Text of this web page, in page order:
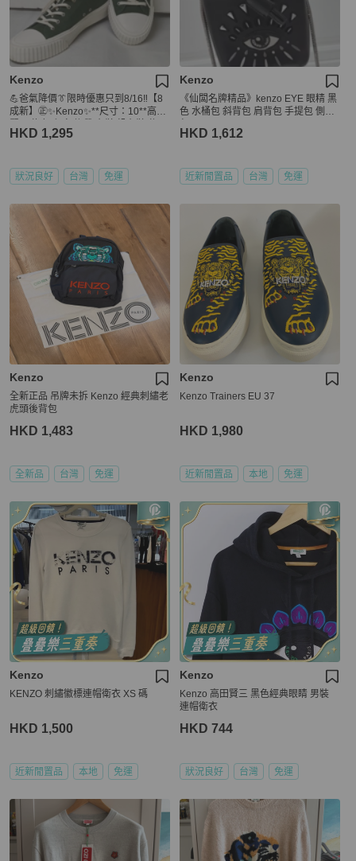
Kenzo
💪爸氣降價👔限時優惠只到8/16‼️【8
成新】㊣✨Kenzo✨**尺寸：10**高田
鞋/二手精品/二手鞋/保證正品🌳二手樹
HKD 1,295
狀況良好 台灣 免運
Kenzo
《仙闆名牌精品》kenzo EYE 眼精 黑
色 水桶包 斜背包 肩背包 手提包 側背
HKD 1,612
近新閒置品 台灣 免運
Kenzo
全新正品 吊牌未拆 Kenzo 經典刺繡老
虎頭後背包
HKD 1,483
全新品 台灣 免運
Kenzo
Kenzo Trainers EU 37
HKD 1,980
近新閒置品 本地 免運
Kenzo
KENZO 刺繡徽標連帽衛衣 XS 碼
HKD 1,500
近新閒置品 本地 免運
Kenzo
Kenzo 高田賢三 黑色經典眼睛 男裝
連帽衛衣
HKD 744
狀況良好 台灣 免運